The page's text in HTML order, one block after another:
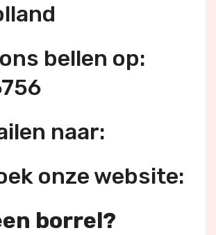
bellen op:
naar:
onze website:
borrel?